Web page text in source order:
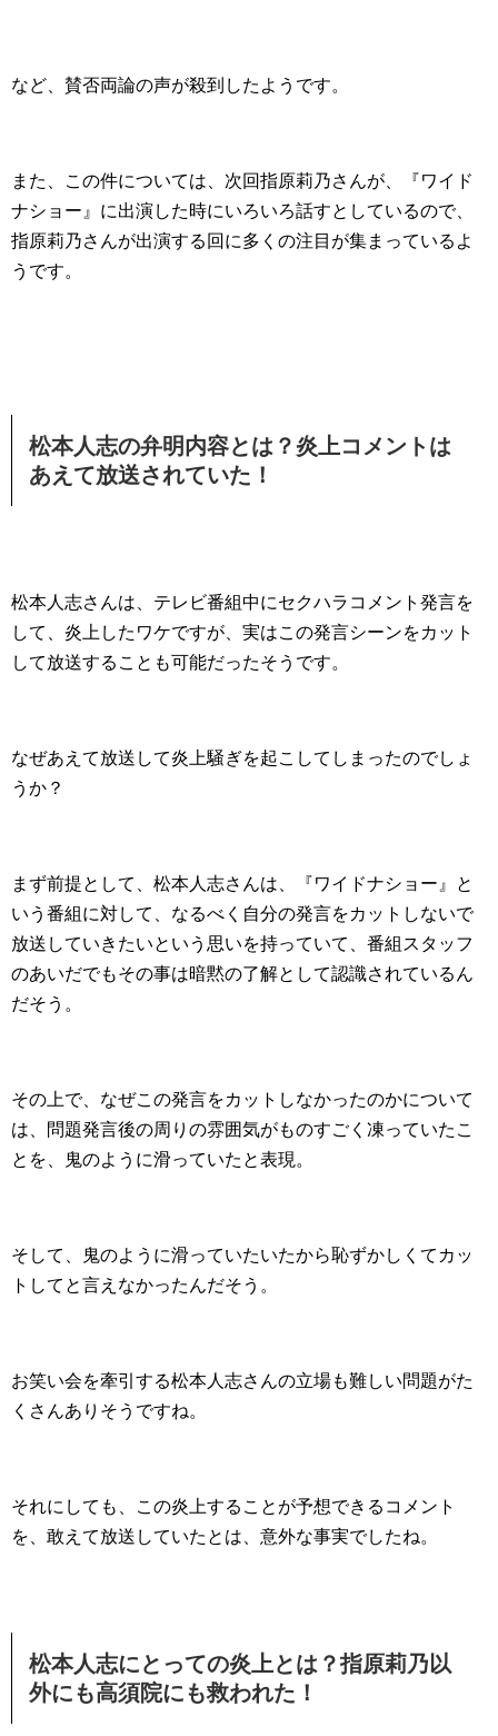
など、賛否両論の声が殺到したようです。
また、この件については、次回指原莉乃さんが、『ワイド
ナショー』に出演した時にいろいろ話すとしているので、
指原莉乃さんが出演する回に多くの注目が集まっているよ
うです。
松本人志の弁明内容とは？炎上コメントは
あえて放送されていた！
松本人志さんは、テレビ番組中にセクハラコメント発言を
して、炎上したワケですが、実はこの発言シーンをカット
して放送することも可能だったそうです。
なぜあえて放送して炎上騒ぎを起こしてしまったのでしょ
うか？
まず前提として、松本人志さんは、『ワイドナショー』と
いう番組に対して、なるべく自分の発言をカットしないで
放送していきたいという思いを持っていて、番組スタッフ
のあいだでもその事は暗黙の了解として認識されているん
だそう。
その上で、なぜこの発言をカットしなかったのかについて
は、問題発言後の周りの雰囲気がものすごく凍っていたこ
とを、鬼のように滑っていたと表現。
そして、鬼のように滑っていたいたから恥ずかしくてカッ
トしてと言えなかったんだそう。
お笑い会を牽引する松本人志さんの立場も難しい問題がた
くさんありそうですね。
それにしても、この炎上することが予想できるコメント
を、敢えて放送していたとは、意外な事実でしたね。
松本人志にとっての炎上とは？指原莉乃以
外にも高須院にも救われた！